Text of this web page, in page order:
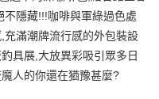
後會自動跳轉到大哥付的交易
繳款截止日，確認付款後即完
續交易確認頁面所載為準。
審核未通過，訂單將自動取
」的支付方式。 讓您購物簡單
儲值。
隱藏!!!咖啡與軍綠過色處
滿潮牌流行感的外包裝設
具展,大放異彩吸引眾多日
人的你還在猶豫甚麼?